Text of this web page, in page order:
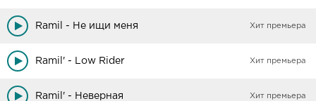
Ramil - Не ищи меня Хит премьера
Ramil' - Low Rider Хит премьера
Ramil' - Неверная Хит премьера